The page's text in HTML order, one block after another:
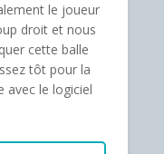
le joueur
droit et nous
cette balle
tôt pour la
avec le logiciel